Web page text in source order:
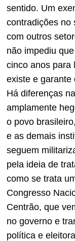
sentido. Um
contradições no
com outros
não impediu
cinco anos para
existe e garante
Há diferenças
amplamente
o povo
e as demais
seguem
pela ideia de
como se trata
Congresso
Centrão, que
no governo e
política e